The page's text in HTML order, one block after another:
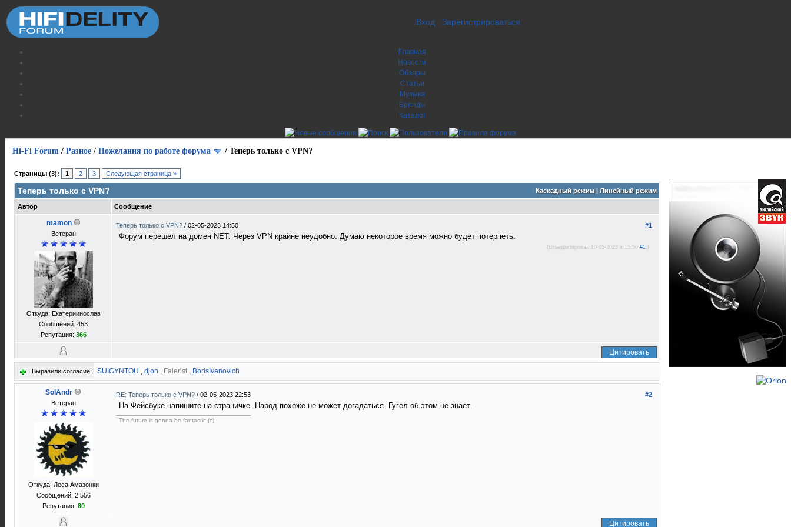
Вход Зарегистрироваться
Главная
Новости
Обзоры
Статьи
Музыка
Бренды
Каталог
Hi-Fi Forum / Разное / Пожелания по работе форума / Теперь только с VPN?
Страницы (3): 1 2 3 Следующая страница »
Каскадный режим| Линейный режим
Теперь только с VPN?
Автор Сообщение
mamon
Ветеран
Откуда: Екатериинослав
Сообщений: 453
Репутация: 366
#1
Теперь только с VPN? / 02-05-2023 14:50
Форум перешел на домен NET. Через VPN крайне неудобно. Думаю некоторое время можно будет потерпеть.
(Отредактировал 10-05-2023 в 15:56 #1.)
Цитировать
Выразили согласие: SUIGYNTOU , djon , Falerist, BorisIvanovich
SolAndr
Ветеран
Откуда: Леса Амазонки
Сообщений: 2 556
Репутация: 80
#2
RE: Теперь только с VPN? / 02-05-2023 22:53
На Фейсбуке напишите на страничке. Народ похоже не может догадаться. Гугел об этом не знает.
The future is gonna be fantastic (c)
Цитировать